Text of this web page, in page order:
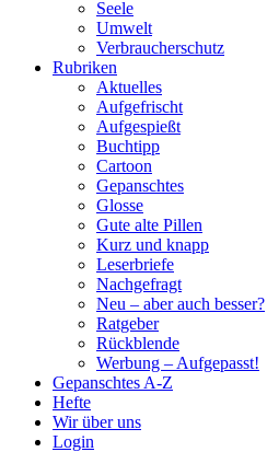
Seele
Umwelt
Verbraucherschutz
Rubriken
Aktuelles
Aufgefrischt
Aufgespießt
Buchtipp
Cartoon
Gepanschtes
Glosse
Gute alte Pillen
Kurz und knapp
Leserbriefe
Nachgefragt
Neu – aber auch besser?
Ratgeber
Rückblende
Werbung – Aufgepasst!
Gepanschtes A-Z
Hefte
Wir über uns
Login